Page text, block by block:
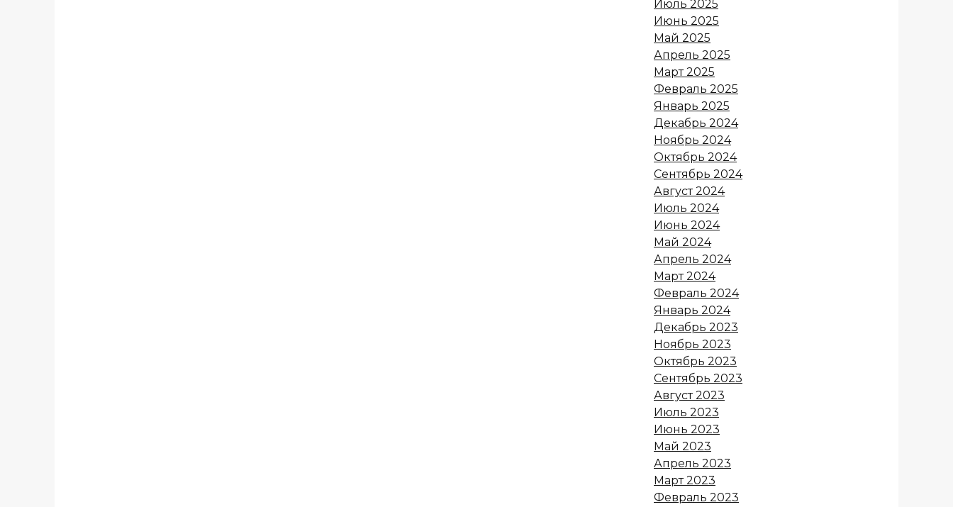
Июль 2025
Июнь 2025
Май 2025
Апрель 2025
Март 2025
Февраль 2025
Январь 2025
Декабрь 2024
Ноябрь 2024
Октябрь 2024
Сентябрь 2024
Август 2024
Июль 2024
Июнь 2024
Май 2024
Апрель 2024
Март 2024
Февраль 2024
Январь 2024
Декабрь 2023
Ноябрь 2023
Октябрь 2023
Сентябрь 2023
Август 2023
Июль 2023
Июнь 2023
Май 2023
Апрель 2023
Март 2023
Февраль 2023